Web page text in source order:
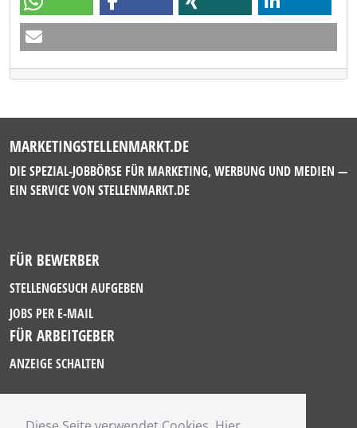
MARKETINGSTELLENMARKT.DE
DIE SPEZIAL-JOBBÖRSE FÜR MARKETING, WERBUNG UND MEDIEN —
EIN SERVICE VON STELLENMARKT.DE
FÜR BEWERBER
STELLENGESUCH AUFGEBEN
JOBS PER E-MAIL
FÜR ARBEITGEBER
ANZEIGE SCHALTEN